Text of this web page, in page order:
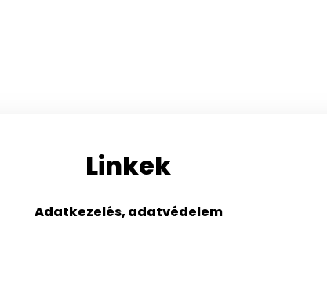
Linkek
Adatkezelés, adatvédelem